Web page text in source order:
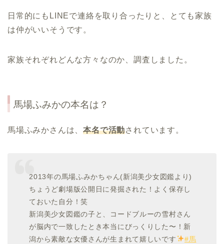
日常的にもLINEで連絡を取り合ったりと、とても家族
は仲がいいそうです。
家族それぞれどんな方々なのか、調査しました。
馬場ふみかの本名は？
馬場ふみかさんは、本名で活動されています。
2013年の馬場ふみかちゃん(新潟美少女図鑑より)
ちょうど劇場版公開日に発掘された！よく保存し
ておいた自分！笑
新潟美少女図鑑の子と、コードブルーの雪村さん
が脳内で一致したとき本当にびっくりした〜！新
潟から素敵な女優さんが生まれて嬉しいです
#馬